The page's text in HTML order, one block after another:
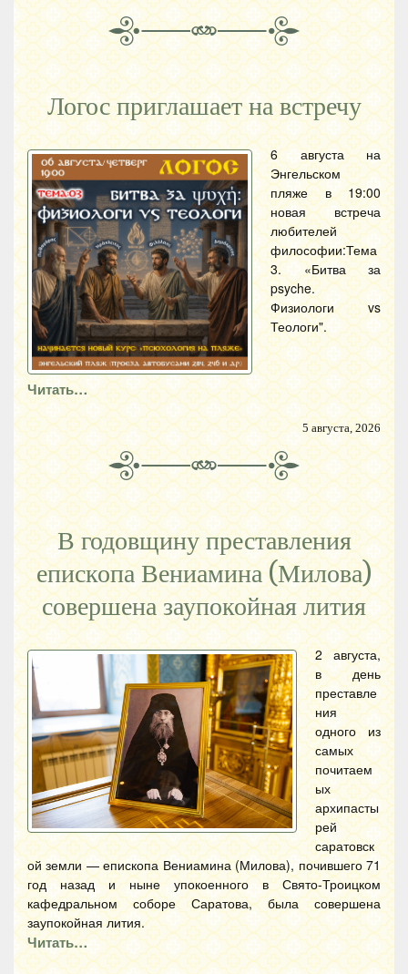
Логос приглашает на встречу
6 августа на
Энгельском
пляже в 19:00
новая встреча
любителей
философии:Тема
3. «Битва за
psyche.
Физиологи vs
Теологи".
Читать…
5 августа, 2026
В годовщину преставления
епископа Вениамина (Милова)
совершена заупокойная лития
2 августа,
в день
преставле
ния
одного из
самых
почитаем
ых
архипасты
рей
саратовск
ой земли — епископа Вениамина (Милова), почившего 71
год назад и ныне упокоенного в Свято-Троицком
кафедральном соборе Саратова, была совершена
заупокойная лития.
Читать…